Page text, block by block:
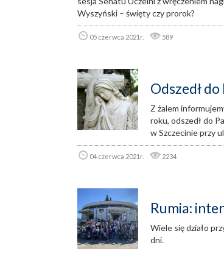
Wyszyński – święty czy prorok?
05 czerwca 2021r. 589
Odszedł
Z żalem
roku, odszedł do
w Szczecinie przy
04 czerwca 2021r. 2234
Rumia:
Wiele się działo
dni.